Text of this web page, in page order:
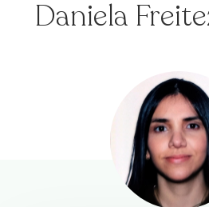
Daniela